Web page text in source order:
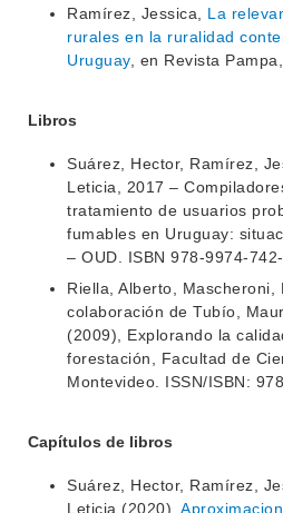
Ramírez, Jessica, La
rurales en la ruralidad
Uruguay, en Revista
Libros
Suárez, Hector, Ramírez,
Leticia, 2017 –
tratamiento de usuarios
fumables en Uruguay:
– OUD. ISBN 978-9974-
Riella, Alberto, Mascheroni,
colaboración de Tubío,
(2009), Explorando la
forestación, Facultad de
Montevideo. ISSN/ISBN:
Capítulos de libros
Suárez, Hector, Ramírez,
Leticia (2020),